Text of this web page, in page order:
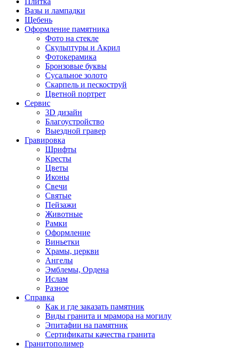
Вазы и лампадки
Щебень
Оформление памятника
Фото на стекле
Скульптуры и Акрил
Фотокерамика
Бронзовые буквы
Сусальное золото
Скарпель и пескоструй
Цветной портрет
Сервис
3D дизайн
Благоустройство
Выездной гравер
Гравировка
Шрифты
Кресты
Цветы
Иконы
Свечи
Святые
Пейзажи
Животные
Рамки
Оформление
Виньетки
Храмы, церкви
Ангелы
Эмблемы, Ордена
Ислам
Разное
Справка
Как и где заказать памятник
Виды гранита и мрамора на могилу
Эпитафии на памятник
Сертификаты качества гранита
Гранитополимер